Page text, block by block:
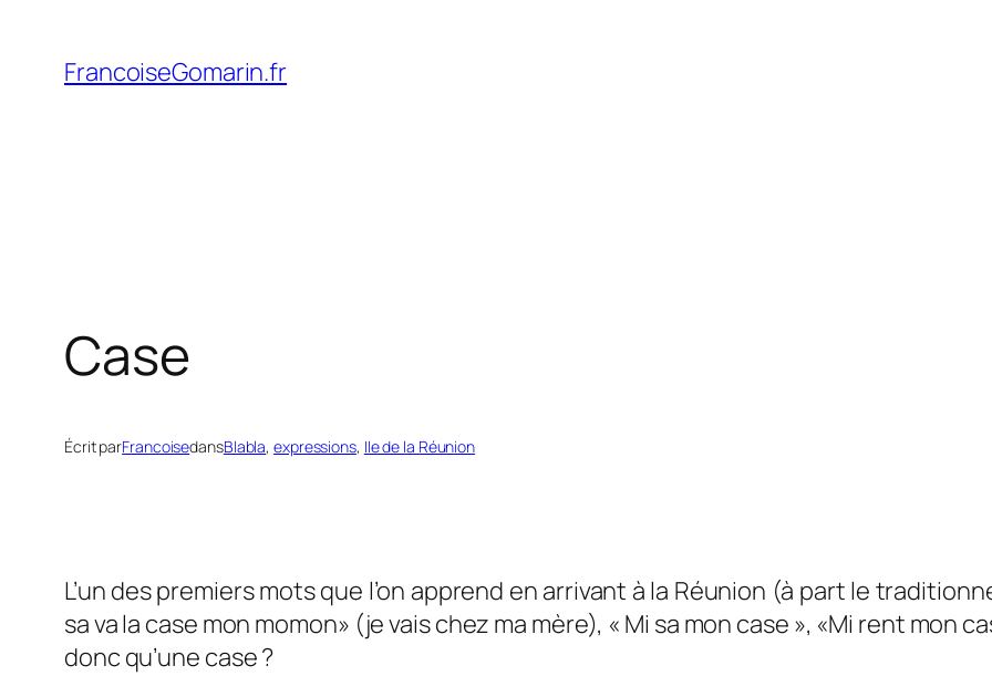
contenu
FrancoiseGomarin.fr
Case
Écrit parFrancoisedansBlabla, expressions, Ile de la Réunion
L’un des premiers mots que l’on apprend en arrivant à la Réunion (à part le
sa va la case mon momon» (je vais chez ma mère), « Mi sa mon case », «Mi rent mon
donc qu’une case?